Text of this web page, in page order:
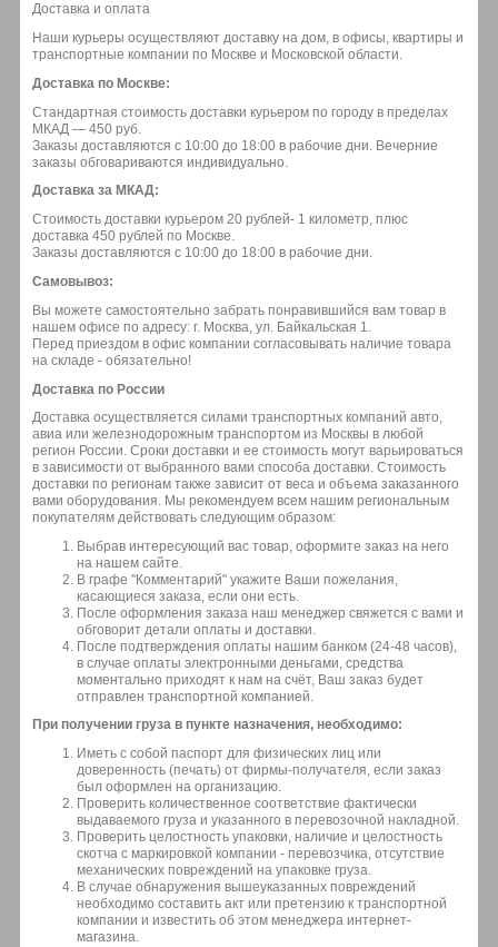
Доставка и оплата
Наши курьеры осуществляют доставку на дом, в офисы, квартиры и
транспортные компании по Москве и Московской области.
Доставка по Москве:
Стандартная стоимость доставки курьером по городу в пределах
МКАД — 450 руб.
Заказы доставляются с 10:00 до 18:00 в рабочие дни. Вечерние
заказы обговариваются индивидуально.
Доставка за МКАД:
Стоимость доставки курьером 20 рублей- 1 километр, плюс
доставка 450 рублей по Москве.
Заказы доставляются с 10:00 до 18:00 в рабочие дни.
Самовывоз:
Вы можете самостоятельно забрать понравившийся вам товар в
нашем офисе по адресу: г. Москва, ул. Байкальская 1.
Перед приездом в офис компании согласовывать наличие товара
на складе - обязательно!
Доставка по России
Доставка осуществляется силами транспортных компаний авто,
авиа или железнодорожным транспортом из Москвы в любой
регион России. Сроки доставки и ее стоимость могут варьироваться
в зависимости от выбранного вами способа доставки. Стоимость
доставки по регионам также зависит от веса и объема заказанного
вами оборудования. Мы рекомендуем всем нашим региональным
покупателям действовать следующим образом:
Выбрав интересующий вас товар, оформите заказ на него
на нашем сайте.
В графе "Комментарий" укажите Ваши пожелания,
касающиеся заказа, если они есть.
После оформления заказа наш менеджер свяжется с вами и
обговорит детали оплаты и доставки.
После подтверждения оплаты нашим банком (24-48 часов),
в случае оплаты электронными деньгами, средства
моментально приходят к нам на счёт, Ваш заказ будет
отправлен транспортной компанией.
При получении груза в пункте назначения, необходимо:
Иметь с собой паспорт для физических лиц или
доверенность (печать) от фирмы-получателя, если заказ
был оформлен на организацию.
Проверить количественное соответствие фактически
выдаваемого груза и указанного в перевозочной накладной.
Проверить целостность упаковки, наличие и целостность
скотча с маркировкой компании - перевозчика, отсутствие
механических повреждений на упаковке груза.
В случае обнаружения вышеуказанных повреждений
необходимо составить акт или претензию к транспортной
компании и известить об этом менеджера интернет-
магазина.